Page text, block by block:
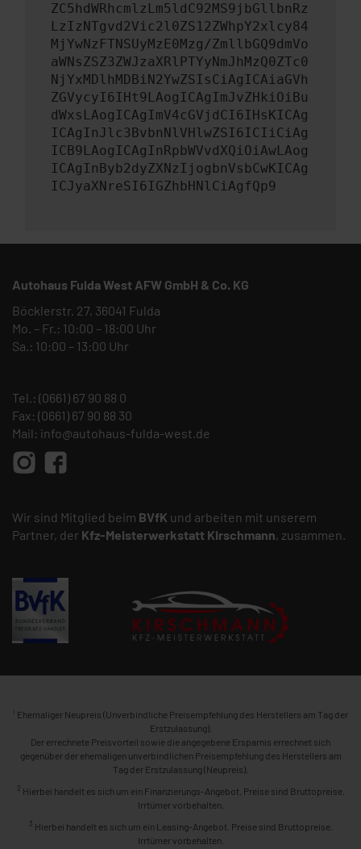
ZC5hdWRhcmlzLm5ldC92MS9jbGllbnRz
LzIzNTgvd2Vic2l0ZS12ZWhpY2xlcy84
MjYwNzFTNSUyMzE0Mzg/ZmllbGQ9dmVo
aWNsZSZ3ZWJzaXRlPTYyNmJhMzQ0ZTc0
NjYxMDlhMDBiN2YwZSIsCiAgICAiaGVh
ZGVycyI6IHt9LAogICAgImJvZHkiOiBu
dWxsLAogICAgImV4cGVjdCI6IHsKICAg
ICAgInJlc3BvbnNlVHlwZSI6ICIiCiAg
ICB9LAogICAgInRpbWVvdXQiOiAwLAog
ICAgInByb2dyZXNzIjogbnVsbCwKICAg
ICJyaXNreSI6IGZhbHNlCiAgfQp9
Autohaus Fulda West AFW GmbH & Co. KG
Böcklerstr. 27, 36041 Fulda
Mo. – Fr.: 10:00 – 18:00 Uhr
Sa.: 10:00 – 13:00 Uhr
Tel.: (0661) 67 90 88 0
Fax: (0661) 67 90 88 30
Mail: info@autohaus-fulda-west.de
Wir sind Mitglied beim BVfK und arbeiten mit unserem
Partner, der Kfz-Meisterwerkstatt Kirschmann, zusammen.
1 Ehemaliger Neupreis (Unverbindliche Preisempfehlung des Herstellers am Tag der
Erstzulassung).
Der errechnete Preisvorteil sowie die angegebene Ersparnis errechnet sich
gegenüber der ehemaligen unverbindlichen Preisempfehlung des Herstellers am
Tag der Erstzulassung (Neupreis).
2 Hierbei handelt es sich um ein Finanzierungs-Angebot. Preise sind Bruttopreise.
Irrtümer vorbehalten.
3 Hierbei handelt es sich um ein Leasing-Angebot. Preise sind Bruttopreise.
Irrtümer vorbehalten.